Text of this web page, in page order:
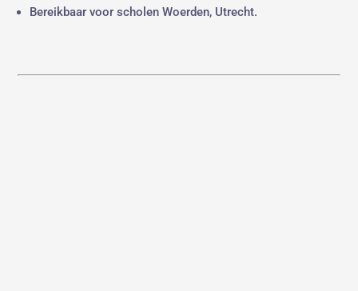
Bereikbaar voor scholen Woerden, Utrecht.